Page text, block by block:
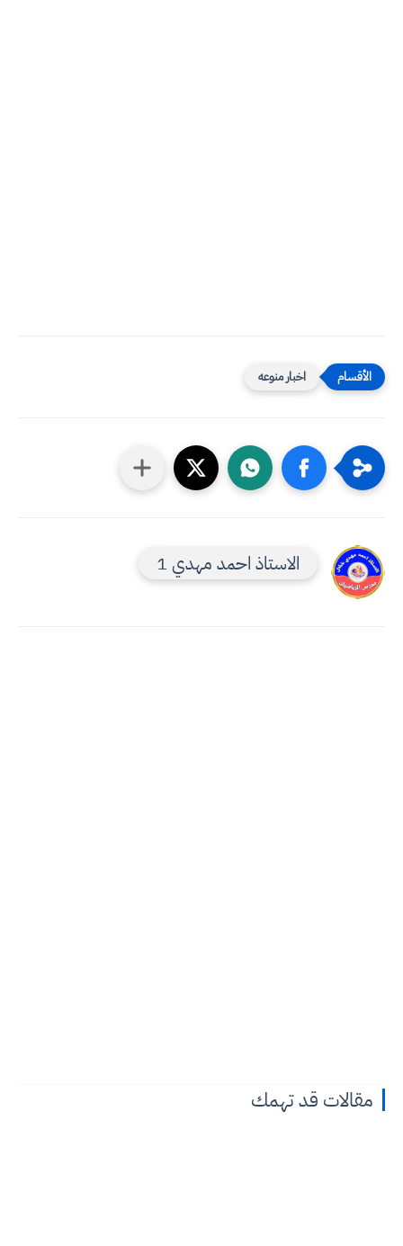
اخبار منوعه
الاستاذ احمد مهدي 1
مقالات قد تهمك